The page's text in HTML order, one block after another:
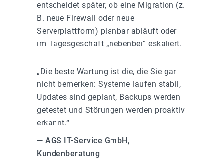
entscheidet später, ob eine Migration (z.
B. neue Firewall oder neue
Serverplattform) planbar abläuft oder
im Tagesgeschäft „nebenbei“ eskaliert.
„Die beste Wartung ist die, die Sie gar
nicht bemerken: Systeme laufen stabil,
Updates sind geplant, Backups werden
getestet und Störungen werden proaktiv
erkannt.“
— AGS IT-Service GmbH,
Kundenberatung